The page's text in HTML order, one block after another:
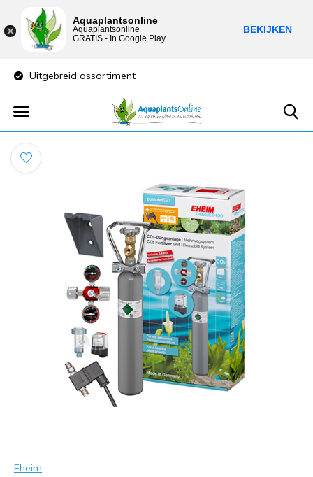
Uitgebreid assortiment
Eheim
Aquaplantsonline
Aquaplantsonline
GRATIS - In Google Play
BEKIJKEN